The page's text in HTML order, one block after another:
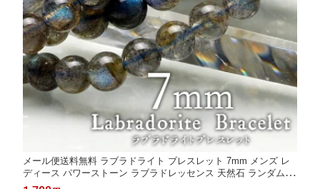
メール便送料無料 ラブラドライト ブレスレット 7mm メンズ レ
ディース パワーストーン ラブラドレッセンス 天然石 ランダム発
送 711-277